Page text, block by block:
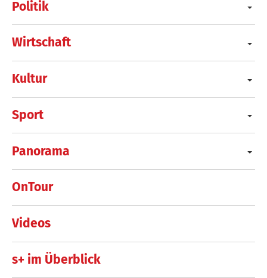
Politik
Wirtschaft
Kultur
Sport
Panorama
OnTour
Videos
s+ im Überblick